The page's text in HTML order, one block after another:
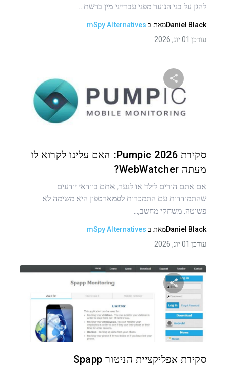
להגן על בני הנוער מפני עברייני מין ברשת…
Daniel Blackמאת ב mSpy Alternatives
עודכן 01 יונ, 2026
שתף מאמר זה
סקירת Pumpic 2026: האם עלינו לקרוא לו
מעתה WebWatcher?
אם אתם הורים לילד או לנער, אתם בוודאי יודעים
שהתמודדות עם התמכרות לסמארטפון היא משימה לא
פשוטה. משחקי מחשב,...
Daniel Blackמאת ב mSpy Alternatives
עודכן 01 יונ, 2026
שתף מאמר זה
סקירת אפליקציית הניטור Spapp